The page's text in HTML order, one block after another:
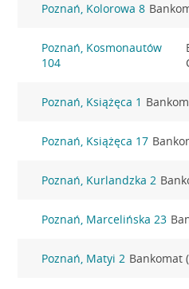
Poznań, Kolorowa 8
Poznań, Kosmonautów
104
Poznań, Książęca 1
Poznań, Książęca 17
Poznań, Kurlandzka 2
Poznań, Marcelińska 23
Poznań, Matyi 2 Bankomat